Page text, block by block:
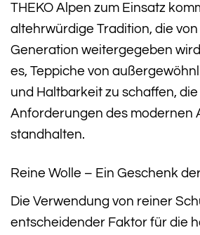
THEKO Alpen zum Einsatz
altehrwürdige Tradition, die
Generation weitergegeben
es, Teppiche von
und Haltbarkeit zu schaffen,
Anforderungen des modernen
standhalten.
Reine Wolle – Ein Geschenk
Die Verwendung von reiner
entscheidender Faktor für die